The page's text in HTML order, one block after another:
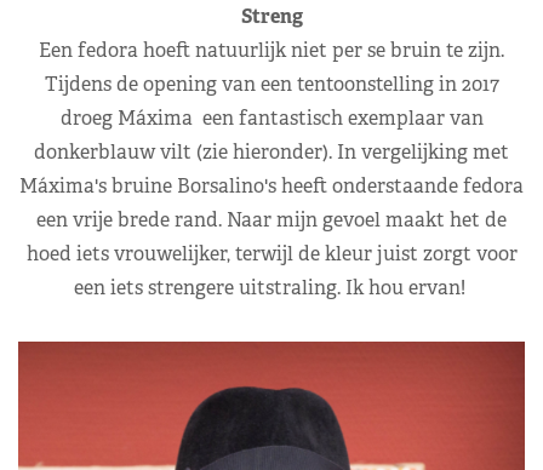
Streng
Een fedora hoeft natuurlijk niet per se bruin te zijn.
Tijdens de opening van een tentoonstelling in 2017
droeg Máxima een fantastisch exemplaar van
donkerblauw vilt (zie hieronder). In vergelijking met
Máxima's bruine Borsalino's heeft onderstaande fedora
een vrije brede rand. Naar mijn gevoel maakt het de
hoed iets vrouwelijker, terwijl de kleur juist zorgt voor
een iets strengere uitstraling. Ik hou ervan!